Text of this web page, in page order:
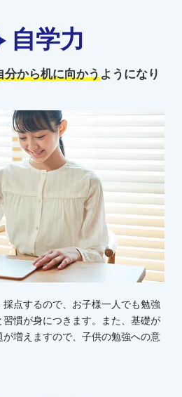
自学力
分から机に向かうようになり
点するので、お子様一人でも勉強
慣が身につきます。また、基礎が
増えますので、子供の勉強への意